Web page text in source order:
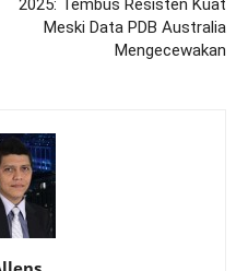
2025: Tembus Resisten Kuat
Meski Data PDB Australia
Mengecewakan